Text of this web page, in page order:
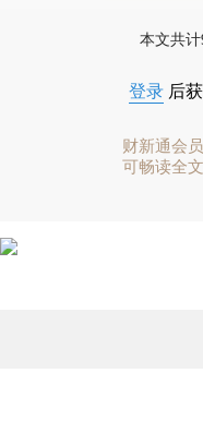
本文共
登录 后
财新通会员
可畅读全文